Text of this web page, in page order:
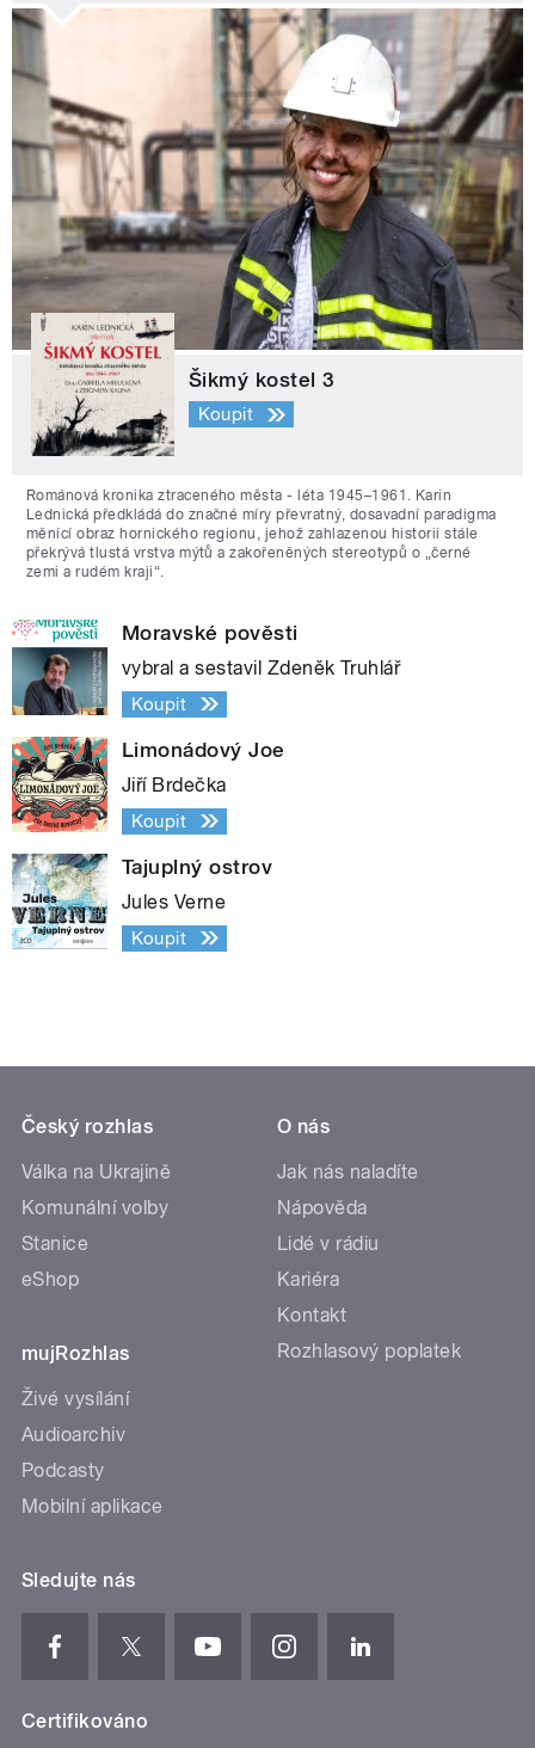
Šikmý kostel 3
Koupit
Románová kronika ztraceného města - léta 1945–1961. Karin
Lednická předkládá do značné míry převratný, dosavadní paradigma
měnící obraz hornického regionu, jehož zahlazenou historii stále
překrývá tlustá vrstva mýtů a zakořeněných stereotypů o „černé
zemi a rudém kraji“.
Moravské pověsti
vybral a sestavil Zdeněk Truhlář
Koupit
Limonádový Joe
Jiří Brdečka
Koupit
Tajuplný ostrov
Jules Verne
Koupit
Český rozhlas
Válka na Ukrajině
Komunální volby
Stanice
eShop
mujRozhlas
Živé vysílání
Audioarchiv
Podcasty
Mobilní aplikace
O nás
Jak nás naladíte
Nápověda
Lidé v rádiu
Kariéra
Kontakt
Rozhlasový poplatek
Sledujte nás
Certifikováno